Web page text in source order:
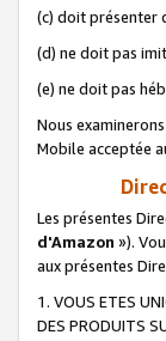
(c) doit présenter
(d) ne doit pas
(e) ne doit pas
Nous
Mobile acceptée
Les présentes
d'Amazon »).
aux présentes
1. VOUS ETES
DES PRODUITS